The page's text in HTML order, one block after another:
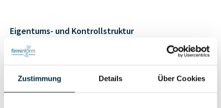
Zustimmung Details Über Cookies
Eigentums- und Kontrollstruktur
Gesellschafterstruktur
Unternehmensprofil